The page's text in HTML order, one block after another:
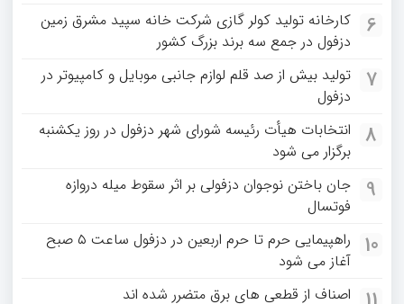
6
کارخانه تولید کولر گازی شرکت خانه سپید مشرق زمین
دزفول در جمع سه برند بزرگ کشور
7
تولید بیش از صد قلم لوازم جانبی موبایل و کامپیوتر در
دزفول
8
انتخابات هیأت رئیسه شورای شهر دزفول در روز یکشنبه
برگزار می شود
9
جان باختن نوجوان دزفولی بر اثر سقوط میله دروازه
فوتسال
10
راهپیمایی حرم تا حرم اربعین در دزفول ساعت ۵ صبح
آغاز می شود
اصناف از قطعی های برق متضرر شده اند